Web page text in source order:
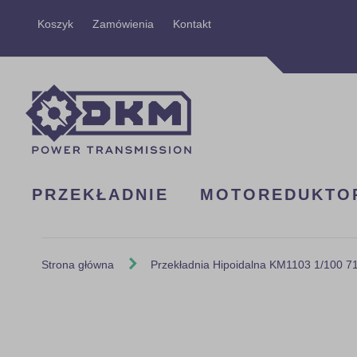
Koszyk Zamówienia KontaktPrzejdź
PRZEKŁADNIE
Strona główna Przekładnia Hipoidalna KM1103 1/100